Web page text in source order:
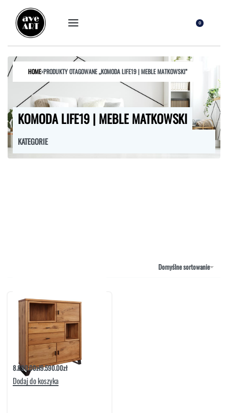
0
HOME›PRODUKTY OTAGOWANE „KOMODA LIFE19 | MEBLE MATKOWSKI”
KOMODA LIFE19 | MEBLE MATKOWSKI
KATEGORIE
SZAFKI I KOMODY
Domyślne sortowanie
Komoda Life19 | Meble Matkowski
8.890.00zł9.590.00zł
Dodaj do koszyka